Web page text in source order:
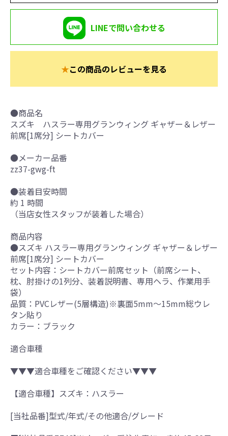
LINEで問い合わせる
★この商品のレビューを見る
●商品名
スズキ ハスラー専用グランウィング ギャザー＆レザー
前席[1席分] シートカバー
●メーカー品番
zz37-gwg-ft
●装着目安時間
約 1 時間
（当店女性スタッフが装着した場合）
商品内容
●スズキ ハスラー専用グランウィング ギャザー＆レザー
前席[1席分] シートカバー
セット内容：シートカバー前席セット（前席シート、
枕、肘掛けの1列分、装着説明書、専用ヘラ、作業用手
袋）
品質：PVCレザー(5層構造)※裏面5mm～15mm総ウレ
タン貼り
カラー：ブラック
適合車種
▼▼▼適合車種をご確認ください▼▼▼
【適合車種】スズキ：ハスラー
[当社品番]型式/年式/その他適合/グレード